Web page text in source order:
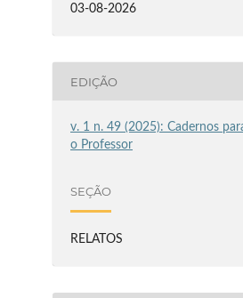
03-08-2026
EDIÇÃO
v. 1 n. 49 (2025): Cadernos
o Professor
SEÇÃO
RELATOS